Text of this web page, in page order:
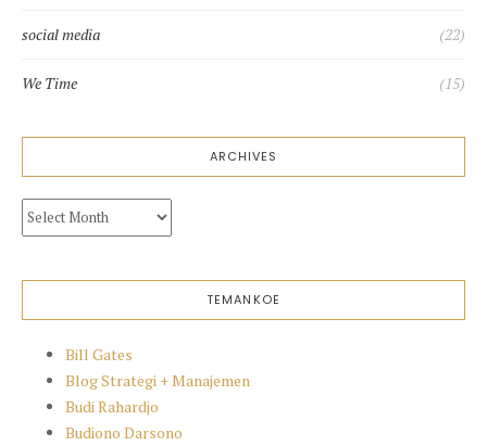
social media (22)
We Time (15)
ARCHIVES
Archives
TEMANKOE
Bill Gates
Blog Strategi + Manajemen
Budi Rahardjo
Budiono Darsono